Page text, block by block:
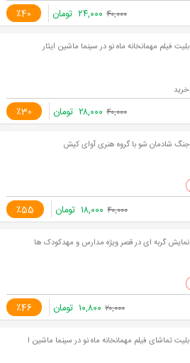
٪40 ۴۰,۰۰۰ ۲۴,۰۰۰ تومان
بلیت فیلم مهمانخانه ماه نو در سینما ماشین ایثار
٪30 ۴۰,۰۰۰ ۲۸,۰۰۰ تومان
جنگ شادمان شو با گروه هنری آوای کیش
٪55 ۴۰,۰۰۰ ۱۸,۰۰۰ تومان
نمایش گربه ای در قصر ویژه مدارس و مهدکودک ها
٪46 ۲۰,۰۰۰ ۱۰,۸۰۰ تومان
بلیت تماشای فیلم مهمانخانه ماه نو در سینما ماشین ا